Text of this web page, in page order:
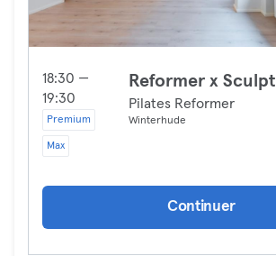
18:30 —
19:30
Premium
Max
Reformer x Sculpt
Pilates Reformer
Winterhude
Continuer